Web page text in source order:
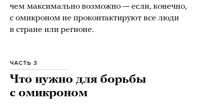
чем максимально возможно — если, конечно,
с омикроном не проконтактируют все люди
в стране или регионе.
ЧАСТЬ 3
Что нужно для борьбы
с омикроном